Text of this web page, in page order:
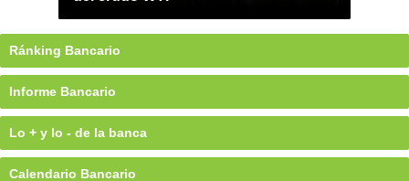
Ránking Bancario
Informe Bancario
Lo + y lo - de la banca
Calendario Bancario